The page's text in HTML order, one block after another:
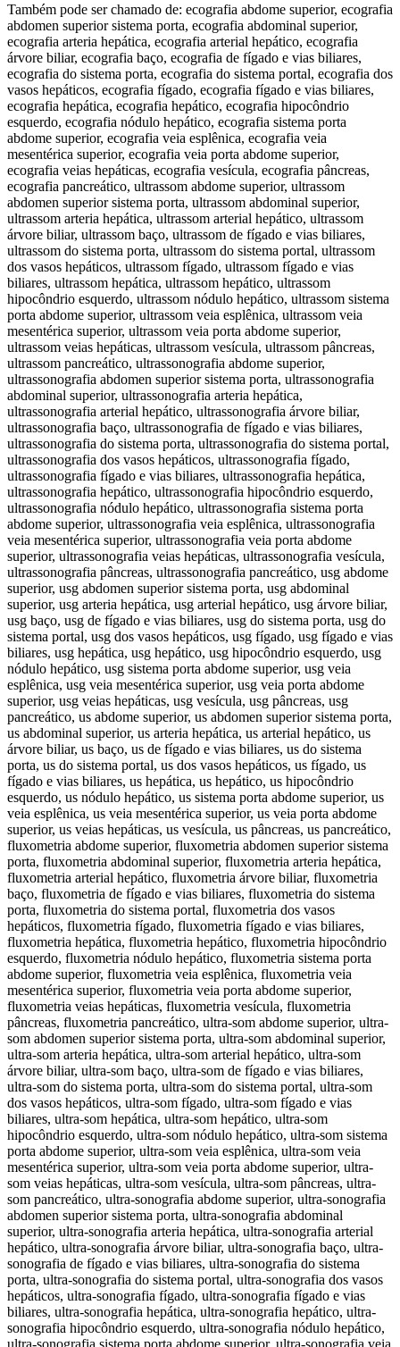
Também pode ser chamado de: ecografia abdome superior, ecografia
abdomen superior sistema porta, ecografia abdominal superior,
ecografia arteria hepática, ecografia arterial hepático, ecografia
árvore biliar, ecografia baço, ecografia de fígado e vias biliares,
ecografia do sistema porta, ecografia do sistema portal, ecografia dos
vasos hepáticos, ecografia fígado, ecografia fígado e vias biliares,
ecografia hepática, ecografia hepático, ecografia hipocôndrio
esquerdo, ecografia nódulo hepático, ecografia sistema porta
abdome superior, ecografia veia esplênica, ecografia veia
mesentérica superior, ecografia veia porta abdome superior,
ecografia veias hepáticas, ecografia vesícula, ecografia pâncreas,
ecografia pancreático, ultrassom abdome superior, ultrassom
abdomen superior sistema porta, ultrassom abdominal superior,
ultrassom arteria hepática, ultrassom arterial hepático, ultrassom
árvore biliar, ultrassom baço, ultrassom de fígado e vias biliares,
ultrassom do sistema porta, ultrassom do sistema portal, ultrassom
dos vasos hepáticos, ultrassom fígado, ultrassom fígado e vias
biliares, ultrassom hepática, ultrassom hepático, ultrassom
hipocôndrio esquerdo, ultrassom nódulo hepático, ultrassom sistema
porta abdome superior, ultrassom veia esplênica, ultrassom veia
mesentérica superior, ultrassom veia porta abdome superior,
ultrassom veias hepáticas, ultrassom vesícula, ultrassom pâncreas,
ultrassom pancreático, ultrassonografia abdome superior,
ultrassonografia abdomen superior sistema porta, ultrassonografia
abdominal superior, ultrassonografia arteria hepática,
ultrassonografia arterial hepático, ultrassonografia árvore biliar,
ultrassonografia baço, ultrassonografia de fígado e vias biliares,
ultrassonografia do sistema porta, ultrassonografia do sistema portal,
ultrassonografia dos vasos hepáticos, ultrassonografia fígado,
ultrassonografia fígado e vias biliares, ultrassonografia hepática,
ultrassonografia hepático, ultrassonografia hipocôndrio esquerdo,
ultrassonografia nódulo hepático, ultrassonografia sistema porta
abdome superior, ultrassonografia veia esplênica, ultrassonografia
veia mesentérica superior, ultrassonografia veia porta abdome
superior, ultrassonografia veias hepáticas, ultrassonografia vesícula,
ultrassonografia pâncreas, ultrassonografia pancreático, usg abdome
superior, usg abdomen superior sistema porta, usg abdominal
superior, usg arteria hepática, usg arterial hepático, usg árvore biliar,
usg baço, usg de fígado e vias biliares, usg do sistema porta, usg do
sistema portal, usg dos vasos hepáticos, usg fígado, usg fígado e vias
biliares, usg hepática, usg hepático, usg hipocôndrio esquerdo, usg
nódulo hepático, usg sistema porta abdome superior, usg veia
esplênica, usg veia mesentérica superior, usg veia porta abdome
superior, usg veias hepáticas, usg vesícula, usg pâncreas, usg
pancreático, us abdome superior, us abdomen superior sistema porta,
us abdominal superior, us arteria hepática, us arterial hepático, us
árvore biliar, us baço, us de fígado e vias biliares, us do sistema
porta, us do sistema portal, us dos vasos hepáticos, us fígado, us
fígado e vias biliares, us hepática, us hepático, us hipocôndrio
esquerdo, us nódulo hepático, us sistema porta abdome superior, us
veia esplênica, us veia mesentérica superior, us veia porta abdome
superior, us veias hepáticas, us vesícula, us pâncreas, us pancreático,
fluxometria abdome superior, fluxometria abdomen superior sistema
porta, fluxometria abdominal superior, fluxometria arteria hepática,
fluxometria arterial hepático, fluxometria árvore biliar, fluxometria
baço, fluxometria de fígado e vias biliares, fluxometria do sistema
porta, fluxometria do sistema portal, fluxometria dos vasos
hepáticos, fluxometria fígado, fluxometria fígado e vias biliares,
fluxometria hepática, fluxometria hepático, fluxometria hipocôndrio
esquerdo, fluxometria nódulo hepático, fluxometria sistema porta
abdome superior, fluxometria veia esplênica, fluxometria veia
mesentérica superior, fluxometria veia porta abdome superior,
fluxometria veias hepáticas, fluxometria vesícula, fluxometria
pâncreas, fluxometria pancreático, ultra-som abdome superior, ultra-
som abdomen superior sistema porta, ultra-som abdominal superior,
ultra-som arteria hepática, ultra-som arterial hepático, ultra-som
árvore biliar, ultra-som baço, ultra-som de fígado e vias biliares,
ultra-som do sistema porta, ultra-som do sistema portal, ultra-som
dos vasos hepáticos, ultra-som fígado, ultra-som fígado e vias
biliares, ultra-som hepática, ultra-som hepático, ultra-som
hipocôndrio esquerdo, ultra-som nódulo hepático, ultra-som sistema
porta abdome superior, ultra-som veia esplênica, ultra-som veia
mesentérica superior, ultra-som veia porta abdome superior, ultra-
som veias hepáticas, ultra-som vesícula, ultra-som pâncreas, ultra-
som pancreático, ultra-sonografia abdome superior, ultra-sonografia
abdomen superior sistema porta, ultra-sonografia abdominal
superior, ultra-sonografia arteria hepática, ultra-sonografia arterial
hepático, ultra-sonografia árvore biliar, ultra-sonografia baço, ultra-
sonografia de fígado e vias biliares, ultra-sonografia do sistema
porta, ultra-sonografia do sistema portal, ultra-sonografia dos vasos
hepáticos, ultra-sonografia fígado, ultra-sonografia fígado e vias
biliares, ultra-sonografia hepática, ultra-sonografia hepático, ultra-
sonografia hipocôndrio esquerdo, ultra-sonografia nódulo hepático,
ultra-sonografia sistema porta abdome superior, ultra-sonografia veia